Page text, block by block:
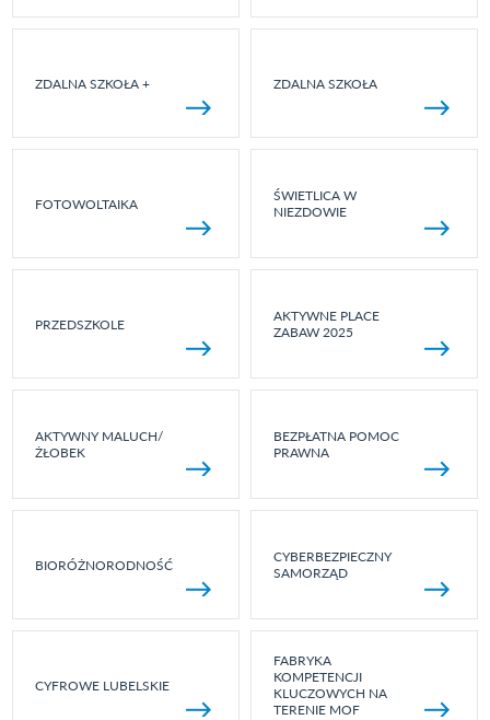
ZDALNA SZKOŁA + ZDALNA SZKOŁA
FOTOWOLTAIKA
ŚWIETLICA W
NIEZDOWIE
PRZEDSZKOLE
AKTYWNE PLACE
ZABAW 2025
AKTYWNY MALUCH/
ŻŁOBEK
BEZPŁATNA POMOC
PRAWNA
BIORÓŻNORODNOŚĆ
CYBERBEZPIECZNY
SAMORZĄD
CYFROWE LUBELSKIE
FABRYKA
KOMPETENCJI
KLUCZOWYCH NA
TERENIE MOF